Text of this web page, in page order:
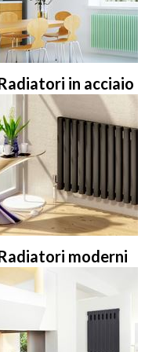
in acciaio
moderni